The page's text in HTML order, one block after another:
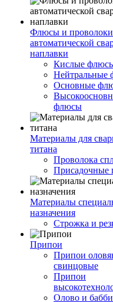
Флюсы и проволоки
автоматической
наплавки
Кислые
Нейтральные
Основные
флюсы
Материалы для
титана
Проволока
Присадочные
Материалы
назначения
Строжка и
Припои
Припои
свинцовые
Припои
Олово и